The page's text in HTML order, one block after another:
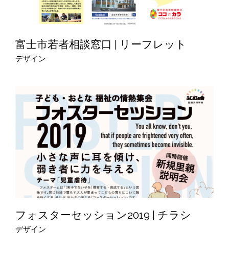
富士市若者相談窓口 | リーフレット
デザイン
フォスターセッション2019 | チラシ
デザイン